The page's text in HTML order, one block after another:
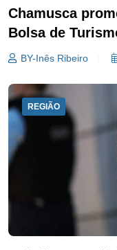
Chamusca
Bolsa de
BY-Inês Ribeiro
REGIÃO